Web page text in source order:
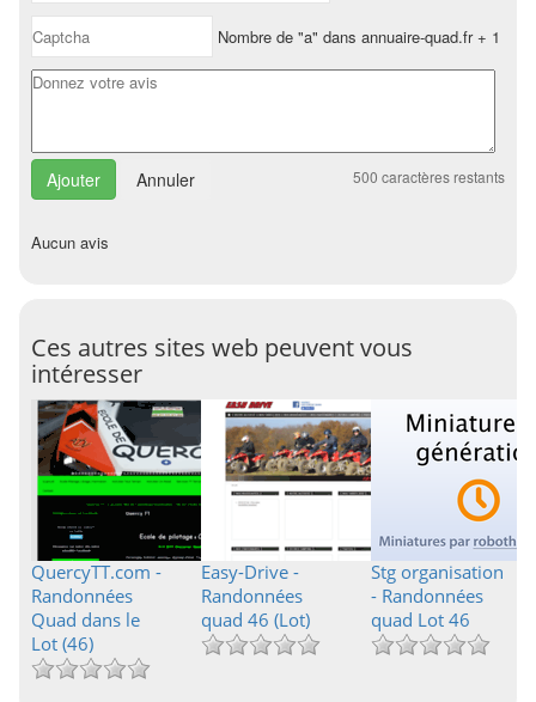
Nombre de "a" dans annuaire-quad.fr + 1
Annuler 500 caractères restants
Aucun avis
Ces autres sites web peuvent vous
intéresser
QuercyTT.com -
Randonnées
Quad dans le
Lot (46)
Easy-Drive -
Randonnées
quad 46 (Lot)
Stg organisation
- Randonnées
quad Lot 46